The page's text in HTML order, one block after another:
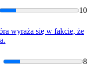
10
wyraża się w fakcie, że
8